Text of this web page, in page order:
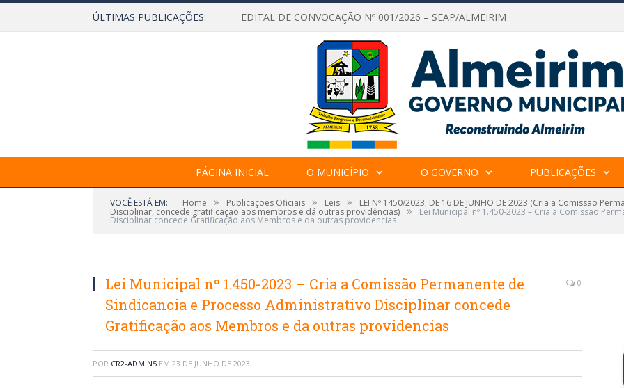
ÚLTIMAS PUBLICAÇÕES: EDITAL DE CONVOCAÇÃO Nº 001/2026 – SEAP/ALMEIRIM
PÁGINA INICIAL O MUNICÍPIO O GOVERNO PUBLICAÇÕES
VOCÊ ESTÁ EM: Home » Publicações Oficiais » Leis » LEI Nº 1450/2023, DE 16 DE JUNHO DE 2023 (Cria a Comissão
Disciplinar, concede gratificação aos membros e dá outras providências) » Lei Municipal nº 1.450-2023 – Cria a Comissão
Disciplinar concede Gratificação aos Membros e da outras providencias
Lei Municipal nº 1.450-2023 – Cria a Comissão Permanente de
Sindicancia e Processo Administrativo Disciplinar concede
Gratificação aos Membros e da outras providencias
0
POR CR2-ADMIN5 EM 23 DE JUNHO DE 2023